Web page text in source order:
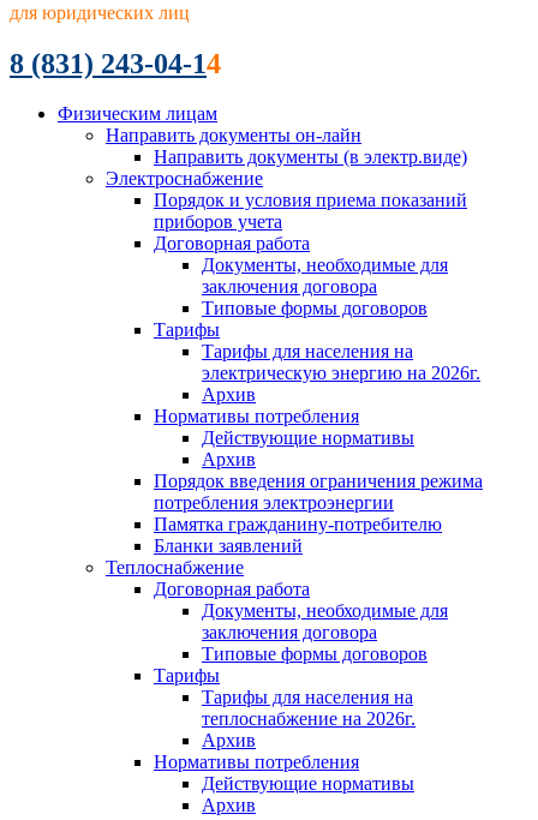
для юридических лиц
8 (831) 243-04-14
Физическим лицам
Направить документы он-лайн
Направить документы (в электр.виде)
Электроснабжение
Порядок и условия приема показаний
приборов учета
Договорная работа
Документы, необходимые для
заключения договора
Типовые формы договоров
Тарифы
Тарифы для населения на
электрическую энергию на 2026г.
Архив
Нормативы потребления
Действующие нормативы
Архив
Порядок введения ограничения режима
потребления электроэнергии
Памятка гражданину-потребителю
Бланки заявлений
Теплоснабжение
Договорная работа
Документы, необходимые для
заключения договора
Типовые формы договоров
Тарифы
Тарифы для населения на
теплоснабжение на 2026г.
Архив
Нормативы потребления
Действующие нормативы
Архив